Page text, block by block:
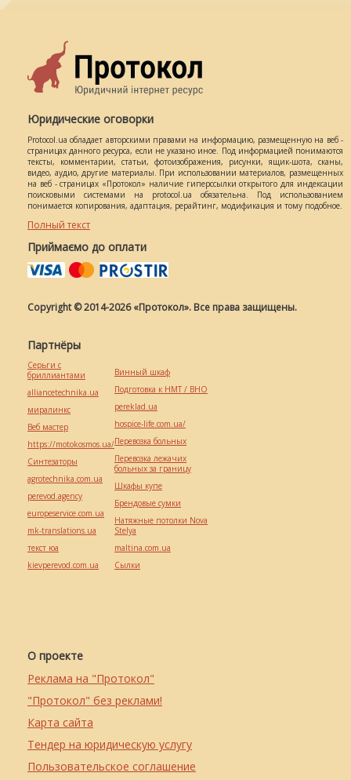
Юридические оговорки
Protocol.ua обладает авторскими правами на информацию, размещенную на веб -
страницах данного ресурса, если не указано иное. Под информацией понимаются
тексты, комментарии, статьи, фотоизображения, рисунки, ящик-шота, сканы,
видео, аудио, другие материалы. При использовании материалов, размещенных
на веб - страницах «Протокол» наличие гиперссылки открытого для индексации
поисковыми системами на protocol.ua обязательна. Под использованием
понимается копирования, адаптация, рерайтинг, модификация и тому подобное.
Полный текст
Приймаємо до оплати
Copyright © 2014-2026 «Протокол». Все права защищены.
О проекте
Реклама на "Протокол"
"Протокол" без реклами!
Карта сайта
Тендер на юридическую услугу
Пользовательское соглашение
Партнёры
Серьги с
бриллиантами
alliancetechnika.ua
миралинкс
Веб мастер
https://motokosmos.ua/
Синтезаторы
agrotechnika.com.ua
perevod.agency
europeservice.com.ua
mk-translations.ua
текст юа
kievperevod.com.ua
Винный шкаф
Подготовка к НМТ / ВНО
pereklad.ua
hospice-life.com.ua/
Перевозка больных
Перевозка лежачих
больных за границу
Шкафы купе
Брендовые сумки
Натяжные потолки Nova
Stelya
maltina.com.ua
Cылки